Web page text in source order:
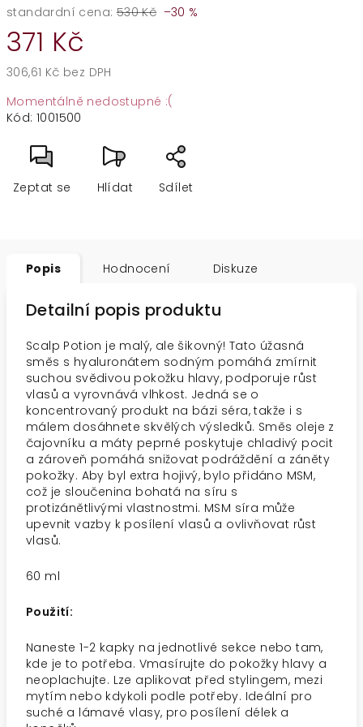
standardní cena: 530 Kč –30 %
371 Kč
306,61 Kč bez DPH
cena:
Momentálně nedostupné :(
Kód: 1001500
Zeptat se Hlídat Sdílet
Popis Hodnocení Diskuze
Detailní popis produktu
Scalp Potion je malý, ale šikovný! Tato úžasná
směs s hyaluronátem sodným pomáhá zmírnit
suchou svědivou pokožku hlavy, podporuje růst
vlasů a vyrovnává vlhkost. Jedná se o
koncentrovaný produkt na bázi séra, takže i s
málem dosáhnete skvělých výsledků. Směs oleje z
čajovníku a máty peprné poskytuje chladivý pocit
a zároveň pomáhá snižovat podráždění a záněty
pokožky. Aby byl extra hojivý, bylo přidáno MSM,
což je sloučenina bohatá na síru s
protizánětlivými vlastnostmi. MSM síra může
upevnit vazby k posílení vlasů a ovlivňovat růst
vlasů.
60 ml
Použití:
Naneste 1-2 kapky na jednotlivé sekce nebo tam,
kde je to potřeba. Vmasírujte do pokožky hlavy a
neoplachujte. Lze aplikovat před stylingem, mezi
mytím nebo kdykoli podle potřeby. Ideální pro
suché a lámavé vlasy, pro posílení délek a